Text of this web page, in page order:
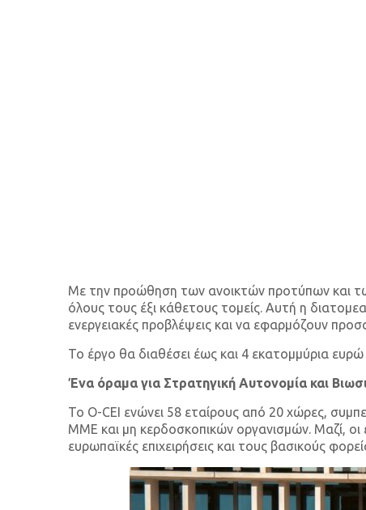
Με την προώθηση των ανοικτών προτύπων και
όλους τους έξι κάθετους τομείς. Αυτή η
ενεργειακές προβλέψεις και να εφαρμόζουν
Το έργο θα διαθέσει έως και 4 εκατομμύρια
Ένα όραμα για Στρατηγική Αυτονομία και
Το O-CEI ενώνει 58 εταίρους από 20 χώρες,
ΜΜΕ και μη κερδοσκοπικών οργανισμών. Μαζί, οι
ευρωπαϊκές επιχειρήσεις και τους βασικούς